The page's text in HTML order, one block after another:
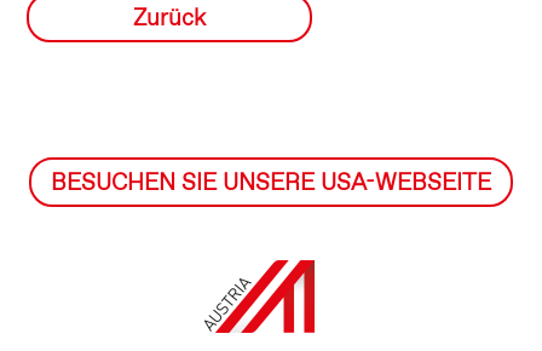
Zurück
BESUCHEN SIE UNSERE USA-WEBSEITE